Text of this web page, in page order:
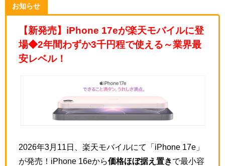
お知らせ
【新発売】iPhone 17eが楽天モバイルに登
場◆2年間わずか3千円程で使える～業界最
安レベル！
2026年3月11日、楽天モバイルにて「iPhone 17e」
が発売！iPhone 16eから価格ほぼ据え置きで最小容